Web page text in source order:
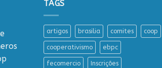
TAGS
artigos brasilia comites coop
cooperativismo ebpc
fecomercio Inscrições